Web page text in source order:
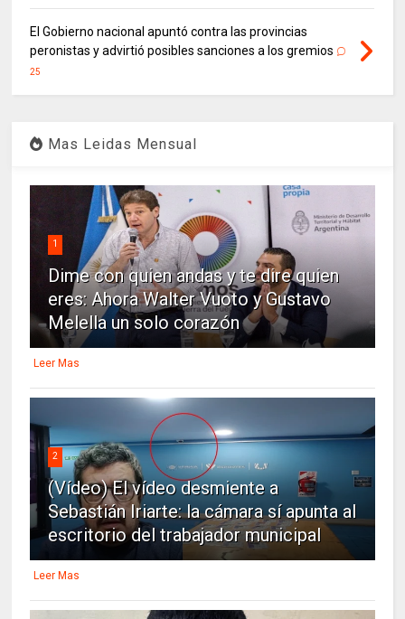
El Gobierno nacional apuntó contra las provincias
peronistas y advirtió posibles sanciones a los gremios
25
Mas Leidas Mensual
1
Dime con quien andas y te dire quien
eres: Ahora Walter Vuoto y Gustavo
Melella un solo corazón
Leer Mas
2
(Vídeo) El vídeo desmiente a
Sebastián Iriarte: la cámara sí apunta al
escritorio del trabajador municipal
Leer Mas